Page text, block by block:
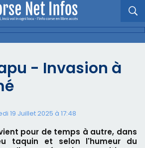
- Invasion à
19 Juillet 2025 à 17:48
pour de temps à autre, dans
taquin et selon l'humeur du